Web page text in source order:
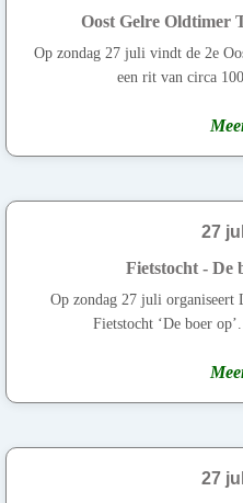
Oost Gelre Oldtimer
Op zondag 27 juli vindt de 2e
een rit van circa
27
Fietstocht - De
Op zondag 27 juli organiseert
Fietstocht ‘De boer
27